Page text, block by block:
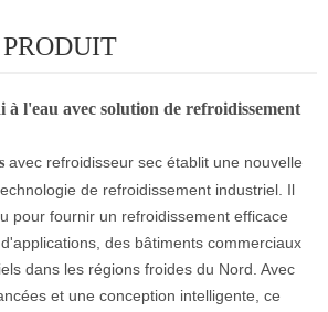
l'eau avec solution de refroidissement
avec refroidisseur sec établit une nouvelle
de refroidissement industriel. Il
pour fournir un refroidissement efficace
des bâtiments commerciaux
dans les régions froides du Nord. Avec
et une conception intelligente, ce